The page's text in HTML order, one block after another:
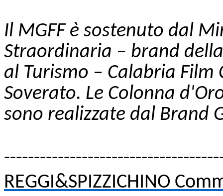
Il MGFF è sostenuto dal
Straordinaria – brand
al Turismo – Calabria Film
Soverato. Le Colonna
sono realizzate dal Brand
REGGI&SPIZZICHINO